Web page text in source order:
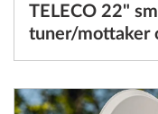
TELECO 22"
tuner/mottaker